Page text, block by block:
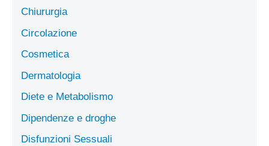
Chiururgia
Circolazione
Cosmetica
Dermatologia
Diete e Metabolismo
Dipendenze e droghe
Disfunzioni Sessuali